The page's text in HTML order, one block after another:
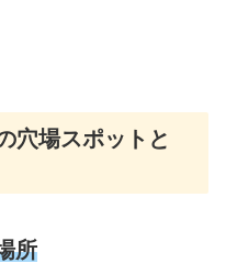
穴場スポットと
所